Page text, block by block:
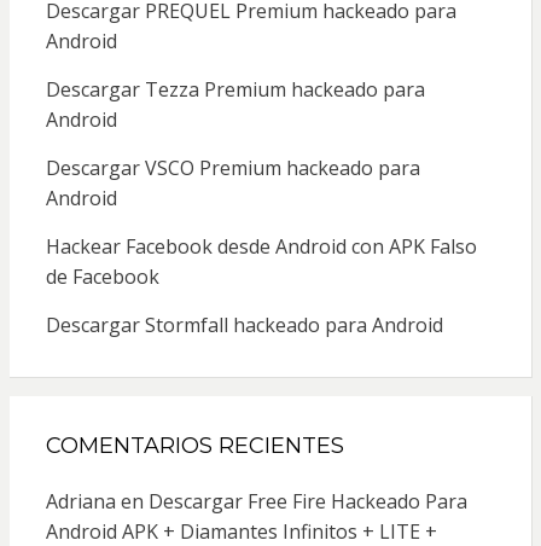
Descargar PREQUEL Premium hackeado para
Android
Descargar Tezza Premium hackeado para
Android
Descargar VSCO Premium hackeado para
Android
Hackear Facebook desde Android con APK Falso
de Facebook
Descargar Stormfall hackeado para Android
COMENTARIOS RECIENTES
Adriana en Descargar Free Fire Hackeado Para
Android APK + Diamantes Infinitos + LITE +